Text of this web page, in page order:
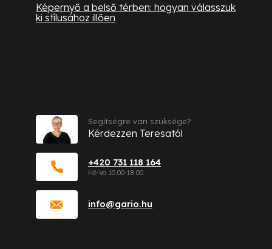
Képernyő a belső térben: hogyan válasszuk
ki stílusához illően
info@gario.hu
+420 731 118 164
Segítségre van szüksége?
Kérdezzen Teresatól